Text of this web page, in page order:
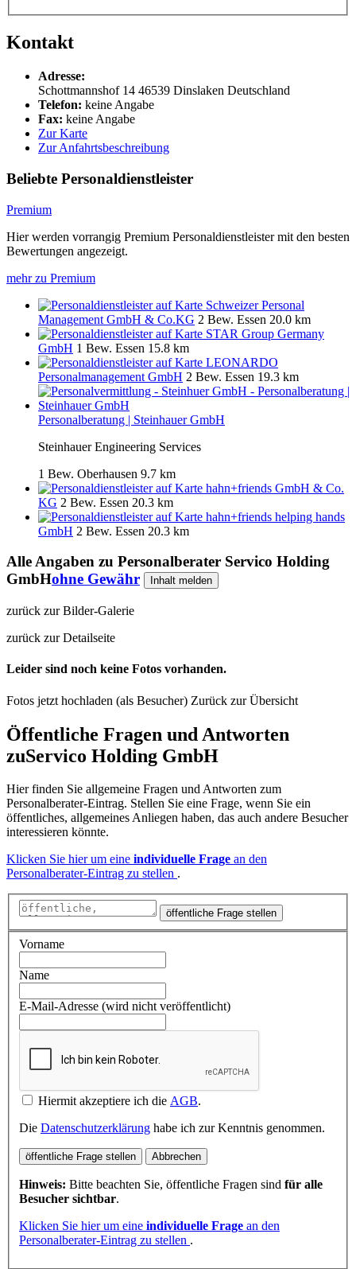
Kontakt
Adresse:
Schottmannshof 14 46539 Dinslaken Deutschland
Telefon: keine Angabe
Fax: keine Angabe
Zur Karte
Zur Anfahrtsbeschreibung
Beliebte Personaldienstleister
Premium
Hier werden vorrangig Premium Personaldienstleister mit den besten
Bewertungen angezeigt.
mehr zu Premium
Schweizer Personal
Management GmbH & Co.KG 2 Bew. Essen 20.0 km
STAR Group Germany
GmbH 1 Bew. Essen 15.8 km
LEONARDO
Personalmanagement GmbH 2 Bew. Essen 19.3 km
Personalberatung | Steinhauer GmbH
Steinhauer Engineering Services
1 Bew. Oberhausen 9.7 km
hahn+friends GmbH & Co.
KG 2 Bew. Essen 20.3 km
hahn+friends helping hands
GmbH 2 Bew. Essen 20.3 km
Alle Angaben zu Personalberater Servico Holding
GmbHohne Gewähr Inhalt melden
zurück zur Bilder-Galerie
zurück zur Detailseite
Leider sind noch keine Fotos vorhanden.
Fotos jetzt hochladen (als Besucher) Zurück zur Übersicht
Öffentliche Fragen und Antworten
zuServico Holding GmbH
Hier finden Sie allgemeine Fragen und Antworten zum
Personalberater-Eintrag. Stellen Sie eine Frage, wenn Sie ein
öffentliches, allgemeines Anliegen haben, das auch andere Besucher
interessieren könnte.
Klicken Sie hier um eine individuelle Frage an den
Personalberater-Eintrag zu stellen .
öffentliche Frage stellen
Vorname
Name
E-Mail-Adresse (wird nicht veröffentlicht)
Hiermit akzeptiere ich die AGB.
Die Datenschutzerklärung habe ich zur Kenntnis genommen.
öffentliche Frage stellen Abbrechen
Hinweis: Bitte beachten Sie, öffentliche Fragen sind für alle
Besucher sichtbar.
Klicken Sie hier um eine individuelle Frage an den
Personalberater-Eintrag zu stellen .